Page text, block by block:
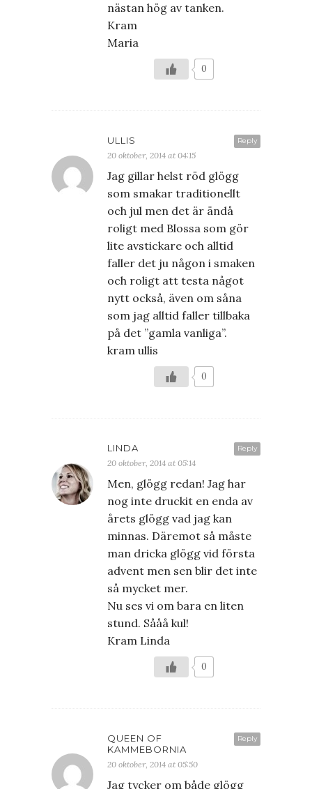
nästan hög av tanken.
Kram
Maria
0
Reply
ULLIS
20 oktober, 2014 at 04:15
Jag gillar helst röd glögg
som smakar traditionellt
och jul men det är ändå
roligt med Blossa som gör
lite avstickare och alltid
faller det ju någon i smaken
och roligt att testa något
nytt också, även om såna
som jag alltid faller tillbaka
på det ”gamla vanliga”.
kram ullis
0
Reply
LINDA
20 oktober, 2014 at 05:14
Men, glögg redan! Jag har
nog inte druckit en enda av
årets glögg vad jag kan
minnas. Däremot så måste
man dricka glögg vid första
advent men sen blir det inte
så mycket mer.
Nu ses vi om bara en liten
stund. Sååå kul!
Kram Linda
0
Reply
QUEEN OF
KAMMEBORNIA
20 oktober, 2014 at 05:50
Jag tycker om både glögg